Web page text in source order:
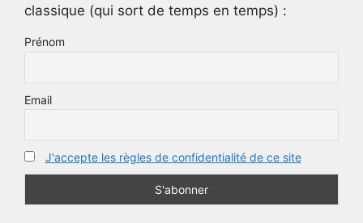
classique (qui sort de temps en temps) :
Prénom
Email
J'accepte les règles de confidentialité de ce site